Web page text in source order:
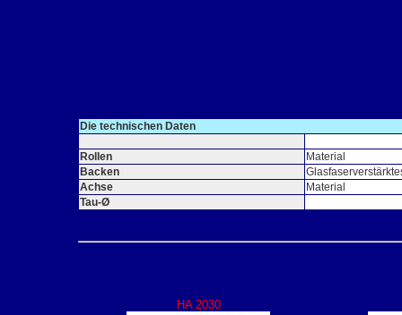
Die technischen Daten
Rollen
Material
Backen
Achse
Material
Tau-Ø
HA 2030